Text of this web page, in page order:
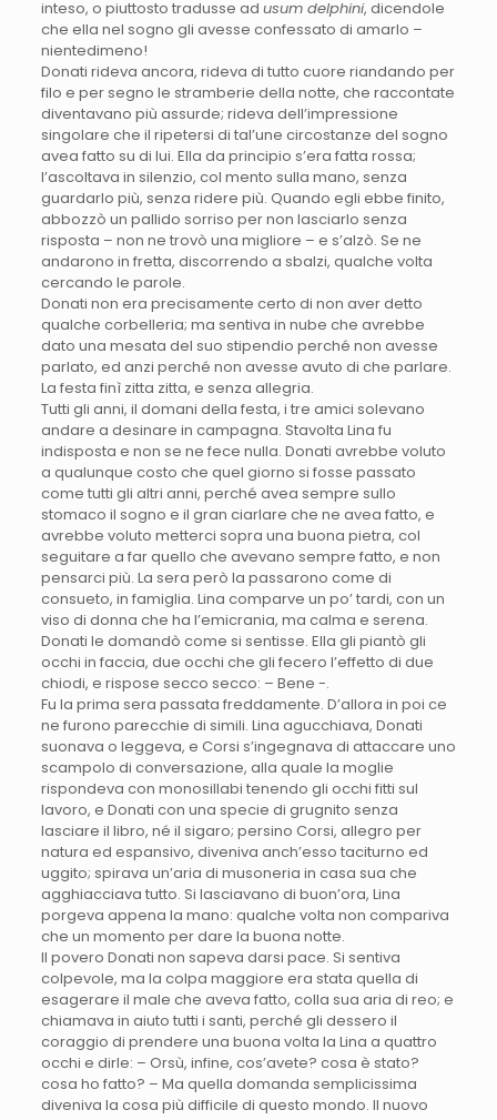
inteso, o piuttosto tradusse ad usum delphini, dicendole
che ella nel sogno gli avesse confessato di amarlo –
nientedimeno!
Donati rideva ancora, rideva di tutto cuore riandando per
filo e per segno le stramberie della notte, che raccontate
diventavano più assurde; rideva dell’impressione
singolare che il ripetersi di tal’une circostanze del sogno
avea fatto su di lui. Ella da principio s’era fatta rossa;
l’ascoltava in silenzio, col mento sulla mano, senza
guardarlo più, senza ridere più. Quando egli ebbe finito,
abbozzò un pallido sorriso per non lasciarlo senza
risposta – non ne trovò una migliore – e s’alzò. Se ne
andarono in fretta, discorrendo a sbalzi, qualche volta
cercando le parole.
Donati non era precisamente certo di non aver detto
qualche corbelleria; ma sentiva in nube che avrebbe
dato una mesata del suo stipendio perché non avesse
parlato, ed anzi perché non avesse avuto di che parlare.
La festa finì zitta zitta, e senza allegria.
Tutti gli anni, il domani della festa, i tre amici solevano
andare a desinare in campagna. Stavolta Lina fu
indisposta e non se ne fece nulla. Donati avrebbe voluto
a qualunque costo che quel giorno si fosse passato
come tutti gli altri anni, perché avea sempre sullo
stomaco il sogno e il gran ciarlare che ne avea fatto, e
avrebbe voluto metterci sopra una buona pietra, col
seguitare a far quello che avevano sempre fatto, e non
pensarci più. La sera però la passarono come di
consueto, in famiglia. Lina comparve un po’ tardi, con un
viso di donna che ha l’emicrania, ma calma e serena.
Donati le domandò come si sentisse. Ella gli piantò gli
occhi in faccia, due occhi che gli fecero l’effetto di due
chiodi, e rispose secco secco: – Bene -.
Fu la prima sera passata freddamente. D’allora in poi ce
ne furono parecchie di simili. Lina agucchiava, Donati
suonava o leggeva, e Corsi s’ingegnava di attaccare uno
scampolo di conversazione, alla quale la moglie
rispondeva con monosillabi tenendo gli occhi fitti sul
lavoro, e Donati con una specie di grugnito senza
lasciare il libro, né il sigaro; persino Corsi, allegro per
natura ed espansivo, diveniva anch’esso taciturno ed
uggito; spirava un’aria di musoneria in casa sua che
agghiacciava tutto. Si lasciavano di buon’ora, Lina
porgeva appena la mano: qualche volta non compariva
che un momento per dare la buona notte.
Il povero Donati non sapeva darsi pace. Si sentiva
colpevole, ma la colpa maggiore era stata quella di
esagerare il male che aveva fatto, colla sua aria di reo; e
chiamava in aiuto tutti i santi, perché gli dessero il
coraggio di prendere una buona volta la Lina a quattro
occhi e dirle: – Orsù, infine, cos’avete? cosa è stato?
cosa ho fatto? – Ma quella domanda semplicissima
diveniva la cosa più difficile di questo mondo. Il nuovo